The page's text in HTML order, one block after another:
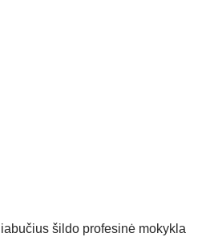
šildo profesinė mokykla